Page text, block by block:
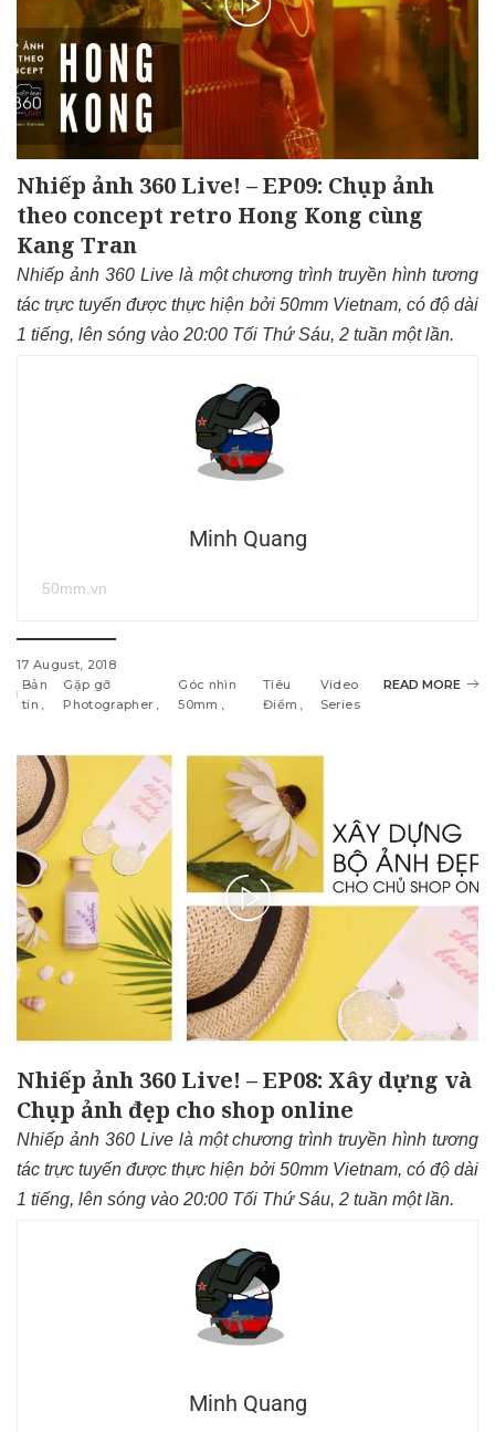
Nhiếp ảnh 360 Live! – EP09: Chụp ảnh
theo concept retro Hong Kong cùng
Kang Tran
Nhiếp ảnh 360 Live là một chương trình truyền hình tương
tác trực tuyến được thực hiện bởi 50mm Vietnam, có độ dài
1 tiếng, lên sóng vào 20:00 Tối Thứ Sáu, 2 tuần một lần.
Minh Quang
50mm.vn
17 August, 2018
Bản
tin
Gặp gỡ
Photographer
Góc nhìn
50mm
Tiêu
Điểm
Video
Series
READ MORE
Nhiếp ảnh 360 Live! – EP08: Xây dựng và
Chụp ảnh đẹp cho shop online
Nhiếp ảnh 360 Live là một chương trình truyền hình tương
tác trực tuyến được thực hiện bởi 50mm Vietnam, có độ dài
1 tiếng, lên sóng vào 20:00 Tối Thứ Sáu, 2 tuần một lần.
Minh Quang